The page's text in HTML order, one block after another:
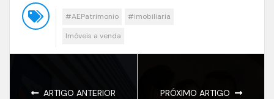
#AEPatrimonio
#imobiliaria
Imóveis a venda
ARTIGO ANTERIOR PRÓXIMO ARTIGO